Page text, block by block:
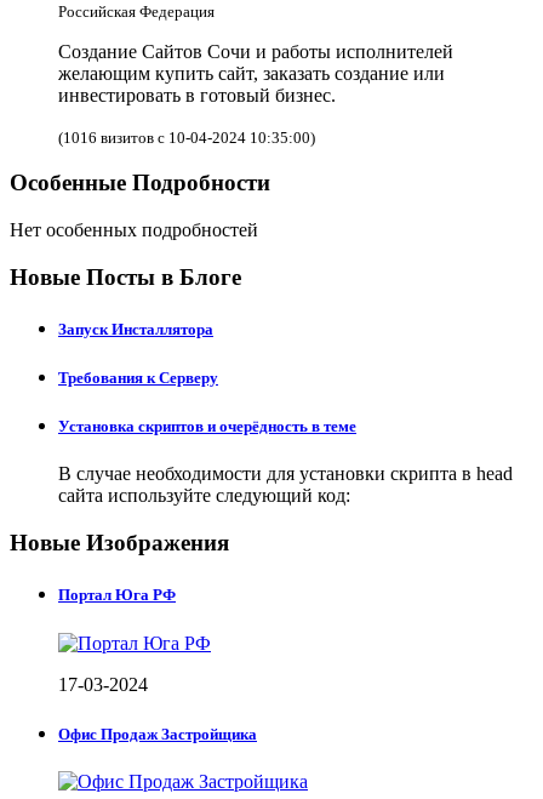
Российская Федерация
Создание Сайтов Сочи и работы исполнителей
желающим купить сайт, заказать создание или
инвестировать в готовый бизнес.
(1016 визитов с 10-04-2024 10:35:00)
Особенные Подробности
Нет особенных подробностей
Новые Посты в Блоге
Запуск Инсталлятора
Требования к Серверу
Установка скриптов и очерёдность в теме
В случае необходимости для установки скрипта в head
сайта используйте следующий код:
Новые Изображения
Портал Юга РФ
17-03-2024
Офис Продаж Застройщика